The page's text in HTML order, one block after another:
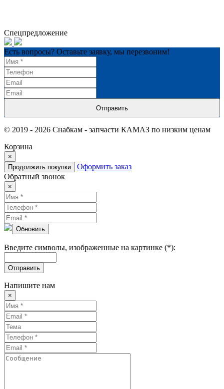
Спецпредложение
Есть вопросы? Оставьте заявку, мы перезвоним!
Отправить
© 2019 - 2026 Снабкам - запчасти КАМАЗ по низким ценам
Корзина
×
Продолжить покупки
Оформить заказ
Обратный звонок
×
Обновить
Введите символы, изображенные на картинке (*):
Отправить
Напишите нам
×